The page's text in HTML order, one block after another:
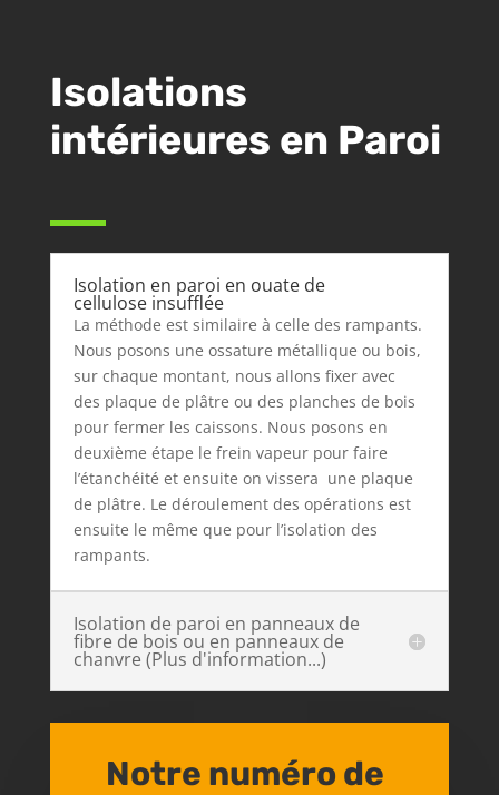
Isolations
intérieures en Paroi
Isolation en paroi en ouate de
cellulose insufflée
La méthode est similaire à celle des rampants.
Nous posons une ossature métallique ou bois,
sur chaque montant, nous allons fixer avec
des plaque de plâtre ou des planches de bois
pour fermer les caissons. Nous posons en
deuxième étape le frein vapeur pour faire
l’étanchéité et ensuite on vissera une plaque
de plâtre. Le déroulement des opérations est
ensuite le même que pour l’isolation des
rampants.
Isolation de paroi en panneaux de
fibre de bois ou en panneaux de
chanvre (Plus d'information...)
Notre numéro de